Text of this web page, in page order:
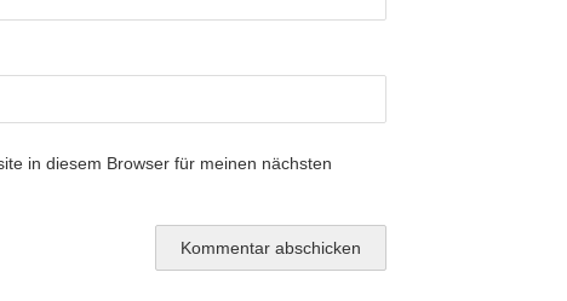
in diesem Browser für meinen nächsten